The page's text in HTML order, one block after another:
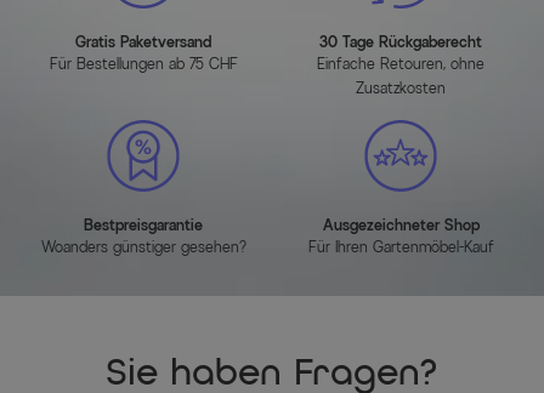
Sitzhöhe: ca. 43,5 cm
Höhe Armlehnen: ca. 63 cm
Max. Belastbarkeit: ca. 120 kg
Gewicht pro Sessel: ca. 8,7 kg
Artikelmerkmale
Hauptfarbe Anthrazit
Gratis Paketversand
Für Bestellungen ab 75 CHF
30 Tage Rückgaberecht
Einfache Retouren, ohne
Zusatzkosten
Bestpreisgarantie
Woanders günstiger gesehen?
Ausgezeichneter Shop
Für Ihren Gartenmöbel-Kauf
Sie haben Fragen?